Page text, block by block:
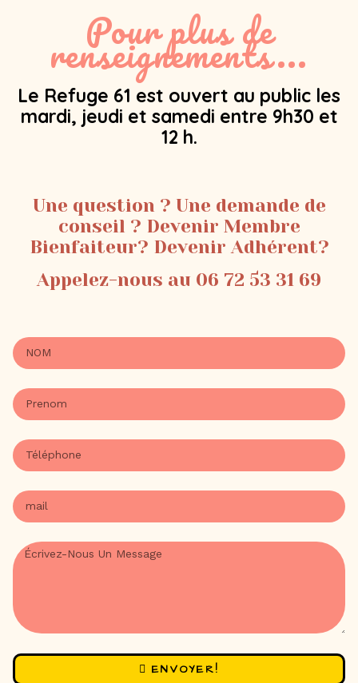
Pour plus de
renseignements...
Le Refuge 61 est ouvert au public les
mardi, jeudi et samedi entre 9h30 et
12 h.
Une question ? Une demande de
conseil ? Devenir Membre
Bienfaiteur? Devenir Adhérent?
Appelez-nous au 06 72 53 31 69
ENVOYER!